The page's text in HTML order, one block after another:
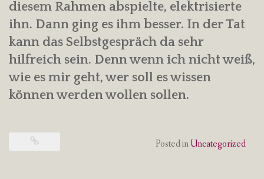
diesem Rahmen abspielte, elektrisierte
ihn. Dann ging es ihm besser. In der Tat
kann das Selbstgespräch da sehr
hilfreich sein. Denn wenn ich nicht weiß,
wie es mir geht, wer soll es wissen
können werden wollen sollen.
Posted inUncategorized